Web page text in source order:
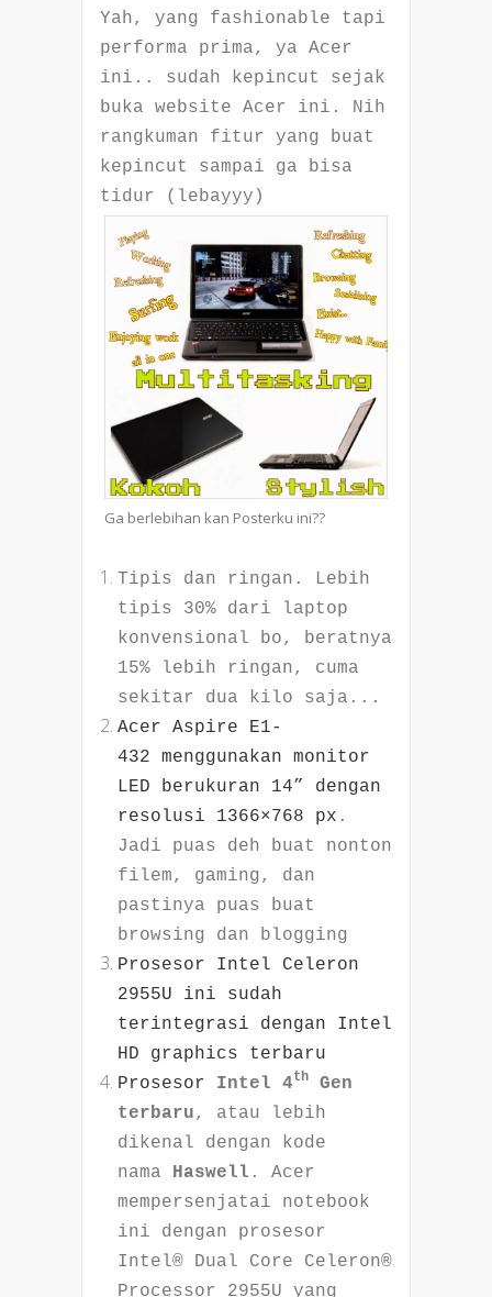
Yah, yang fashionable tapi
performa prima, ya Acer
ini.. sudah kepincut sejak
buka website Acer ini. Nih
rangkuman fitur yang buat
kepincut sampai ga bisa
tidur (lebayyy)
Ga berlebihan kan Posterku ini??
Tipis dan ringan. Lebih
tipis 30% dari laptop
konvensional bo, beratnya
15% lebih ringan, cuma
sekitar dua kilo saja...
Acer Aspire E1-
432 menggunakan monitor
LED berukuran 14” dengan
resolusi 1366×768 px .
Jadi puas deh buat nonton
filem, gaming, dan
pastinya puas buat
browsing dan blogging
Prosesor Intel Celeron
2955U ini sudah
terintegrasi dengan Intel
HD graphics terbaru
Prosesor
Intel 4th
Gen
terbaru, atau lebih
dikenal dengan kode
nama
Haswell . Acer
mempersenjatai notebook
ini dengan prosesor
Intel® Dual Core Celeron®
Processor 2955U yang